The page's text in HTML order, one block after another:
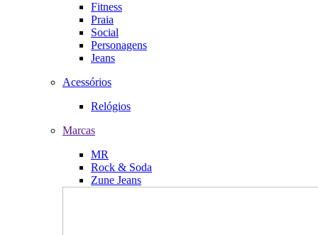
Fitness
Praia
Social
Personagens
Jeans
Acessórios
Relógios
Marcas
MR
Rock & Soda
Zune Jeans